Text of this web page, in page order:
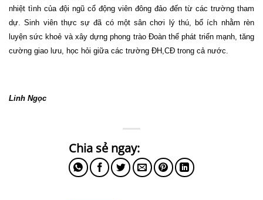
nhiệt tình của đội ngũ cổ động viên đông đảo đến từ các trường tham
dự. Sinh viên thực sự đã có một sân chơi lý thú, bổ ích nhằm rèn
luyện sức khoẻ và xây dựng phong trào Đoàn thể phát triển mạnh, tăng
cường giao lưu, học hỏi giữa các trường ĐH,CĐ trong cả nước.
Linh Ngọc